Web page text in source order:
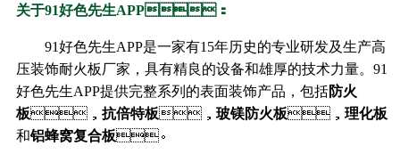
关于91好色先生APP：
91好色先生APP是一家有15年历史的专业研发及生产高
压装饰耐火板厂家，具有精良的设备和雄厚的技术力量。91
好色先生APP提供完整系列的表面装饰产品，包括防火
板， 抗倍特板， 玻镁防火板， 理化板
和铝蜂窝复合板。